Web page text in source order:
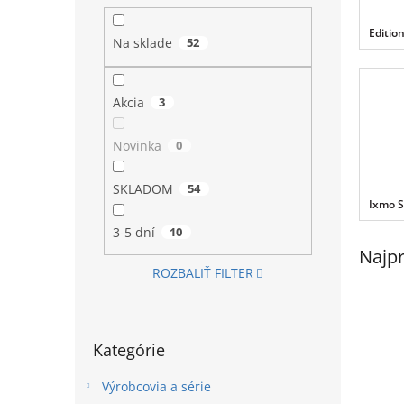
Na sklade 52
Akcia 3
Novinka 0
SKLADOM 54
3-5 dní 10
ROZBALIŤ FILTER
kategórie
Kategórie
Výrobcovia a série
Ixmo